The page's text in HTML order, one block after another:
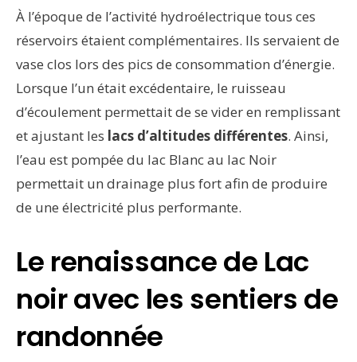
À l’époque de l’activité hydroélectrique tous ces
réservoirs étaient complémentaires. Ils servaient de
vase clos lors des pics de consommation d’énergie.
Lorsque l’un était excédentaire, le ruisseau
d’écoulement permettait de se vider en remplissant
et ajustant les lacs d’altitudes différentes. Ainsi,
l’eau est pompée du lac Blanc au lac Noir
permettait un drainage plus fort afin de produire
de une électricité plus performante.
Le renaissance de Lac
noir avec les sentiers de
randonnée